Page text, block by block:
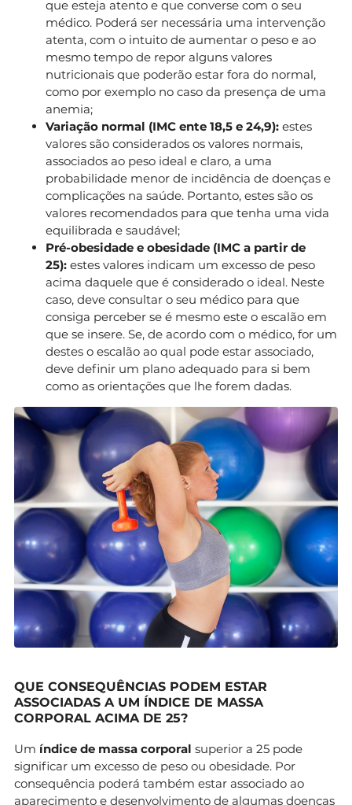
que esteja atento e que converse com o seu
médico. Poderá ser necessária uma intervenção
atenta, com o intuito de aumentar o peso e ao
mesmo tempo de repor alguns valores
nutricionais que poderão estar fora do normal,
como por exemplo no caso da presença de uma
anemia;
Variação normal (IMC ente 18,5 e 24,9): estes
valores são considerados os valores normais,
associados ao peso ideal e claro, a uma
probabilidade menor de incidência de doenças e
complicações na saúde. Portanto, estes são os
valores recomendados para que tenha uma vida
equilibrada e saudável;
Pré-obesidade e obesidade (IMC a partir de
25): estes valores indicam um excesso de peso
acima daquele que é considerado o ideal. Neste
caso, deve consultar o seu médico para que
consiga perceber se é mesmo este o escalão em
que se insere. Se, de acordo com o médico, for um
destes o escalão ao qual pode estar associado,
deve definir um plano adequado para si bem
como as orientações que lhe forem dadas.
QUE CONSEQUÊNCIAS PODEM ESTAR
ASSOCIADAS A UM ÍNDICE DE MASSA
CORPORAL ACIMA DE 25?
Um índice de massa corporal superior a 25 pode
significar um excesso de peso ou obesidade. Por
consequência poderá também estar associado ao
aparecimento e desenvolvimento de algumas doenças